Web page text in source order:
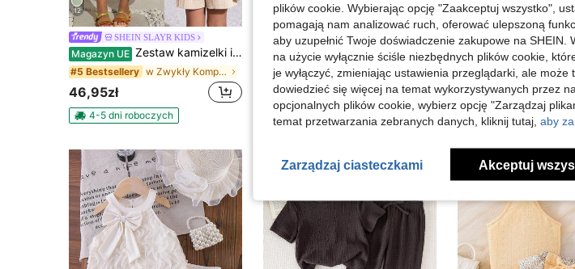
12
SHEIN SLAYR KIDS
Magazyn UE Zestaw kamizelki i spodenek dla młodej dziewczyny z teksturowanej tkaniny
#5 Bestsellery w Zwykły Komplety topów dla młodych dziewcząt
46,95zł
4-5 dni roboczych
Elladie kids
Magazyn UE Elladie kids 2 sztuki/zestaw dla młodych dziewcząt, swobodny, kreatywny, spersonalizowany, świeży, minimalistyczny, uroczy, modny, wirtualny zestaw dziewcząt, kolorowa koszulka z nadrukiem graficznym w gwiazdki i spodenki rowerowe, wygodny strój na co dzień, odpowiedni na wiosnę, lato i jesień, strój dla dzieci Rockstar, spodenki rowerowe dla dzieci, zestaw Capri dla dzieci, koszulki dla dziewczynek w gwiazdki, strój dla dzieci Pop Star
#1 Bestsellery w Geometryczny Zestaw koszulek dla młodych dziewcz
40,90zł
4-5 dni roboczych
#7 Bestsellery
42,00zł
plików cookie. Wybierając opcję "Zaakceptuj wszystko",
pomagają nam analizować ruch, oferować ulepszoną
aby uzupełnić Twoje doświadczenie zakupowe na
na użycie wyłącznie ściśle niezbędnych plików cookie,
je wyłączyć, zmieniając ustawienia przeglądarki, ale może
dowiedzieć się więcej na temat wykorzystywanych przez
opcjonalnych plików cookie, wybierz opcję "Zarządzaj
temat przetwarzania zebranych danych, kliknij tutaj, aby
Zarządzaj ciasteczkami Akceptuj